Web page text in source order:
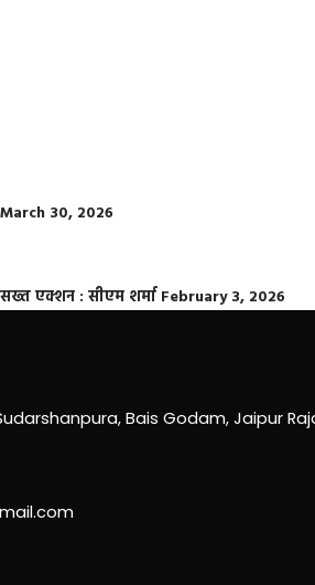
March 30, 2026
सख्त एक्शन : सीएम शर्मा February 3, 2026
Bais Godam, Jaipur